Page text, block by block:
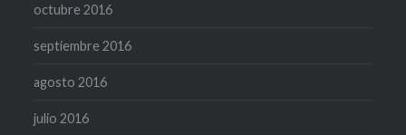
octubre 2016
septiembre 2016
agosto 2016
julio 2016